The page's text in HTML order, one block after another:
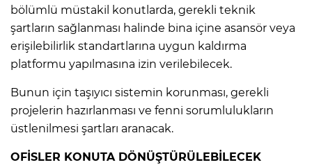
bölümlü müstakil konutlarda, gerekli teknik
şartların sağlanması halinde bina içine asansör veya
erişilebilirlik standartlarına uygun kaldırma
platformu yapılmasına izin verilebilecek.
Bunun için taşıyıcı sistemin korunması, gerekli
projelerin hazırlanması ve fenni sorumlulukların
üstlenilmesi şartları aranacak.
OFİSLER KONUTA DÖNÜŞTÜRÜLEBİLECEK